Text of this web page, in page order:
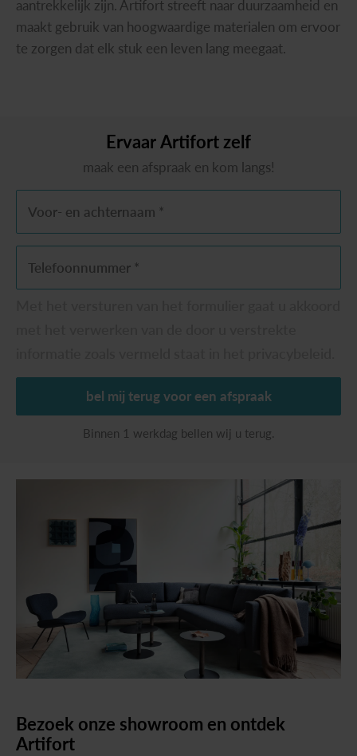
aantrekkelijk zijn. Artifort streeft naar duurzaamheid en
maakt gebruik van hoogwaardige materialen om ervoor
te zorgen dat elk stuk een leven lang meegaat.
ErvaarArtifort zelf
maak een afspraak en kom langs!
Voor- en achternaam *
Telefoonnummer *
bel mij terug voor een afspraak
Binnen 1 werkdag bellen wij u terug.
Bezoek onze showroom en ontdek
Artifort